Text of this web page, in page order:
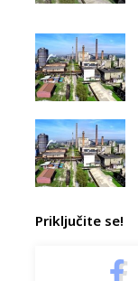
Priključite se!